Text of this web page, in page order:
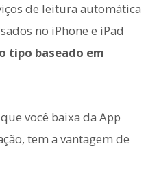
de leitura automática
no iPhone e iPad
tipo baseado em
você baixa da App
tem a vantagem de